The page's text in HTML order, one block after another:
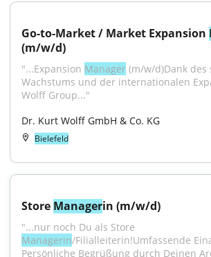
Go-to-Market / Market Expansion
(m/w/d)
"...Expansion Manager (m/w/d)Dank des
Wachstums und der internationalen
Wolff Group..."
Dr. Kurt Wolff GmbH & Co. KG
Bielefeld
Store Managerin (m/w/d)
Managerin/Filialleiterin!Umfassende
Persönliche Begrüßung durch Deinen